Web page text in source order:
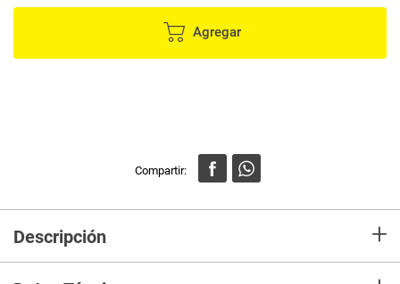
Agregar
Descripción +